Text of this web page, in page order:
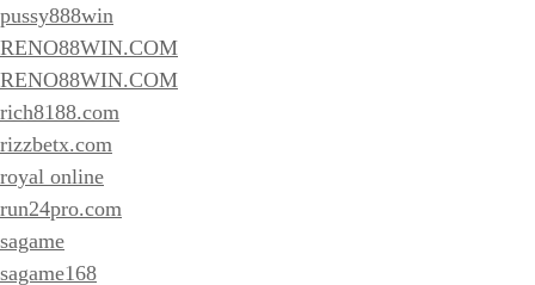
pussy888win
RENO88WIN.COM
RENO88WIN.COM
rich8188.com
rizzbetx.com
royal online
run24pro.com
sagame
sagame168